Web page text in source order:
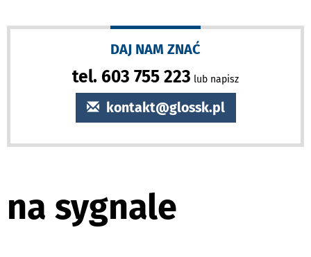
DAJ NAM ZNAĆ
tel. 603 755 223 lub napisz
kontakt@glossk.pl
na sygnale